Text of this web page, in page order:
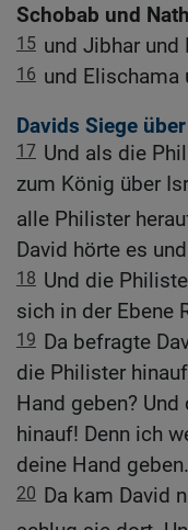
Schobab und
15 und Jibhar und
16 und Elischama
Davids Siege
17 Und als die
zum König über
alle Philister
David hörte es
18 Und die
sich in der Ebene
19 Da befragte
die Philister
Hand geben?
hinauf! Denn ich
deine Hand geben.
20 Da kam David